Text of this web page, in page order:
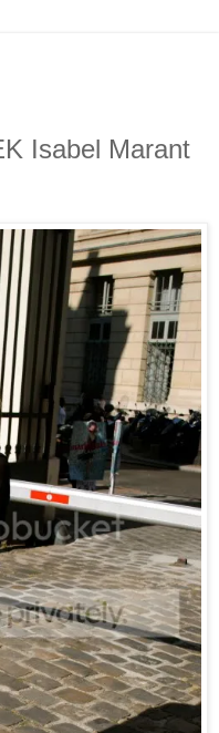
Isabel Marant